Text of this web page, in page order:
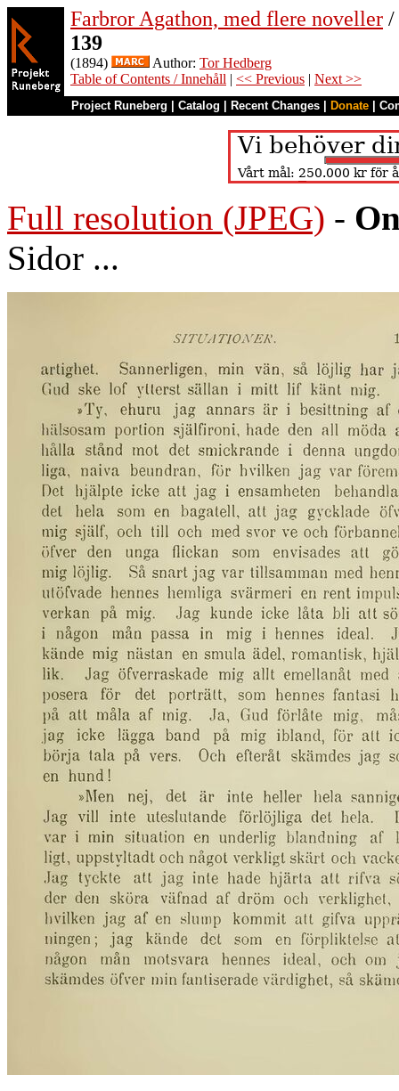
Farbror Agathon, med flere noveller /
139
(1894) Author: Tor Hedberg
Table of Contents / Innehåll | << Previous | Next >>
Project Runeberg Catalog Recent Changes Donate
Full resolution (JPEG) -
Sidor ...